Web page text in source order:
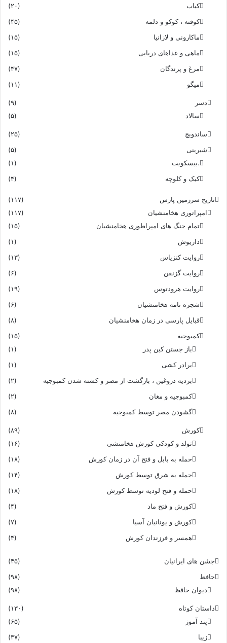
کباب
(۲۰)
کوفته ، کوکو و دلمه
(۴۵)
ماکارونی و لازانیا
(۱۵)
ماهی و غذاهای دریایی
(۱۵)
مرغ و پرندگان
(۴۷)
میگو
(۱۱)
دسر
(۹)
سالاد
(۵)
ساندویچ
(۲۵)
شیرینی
(۵)
.بیسکویت
(۱)
کیک و کلوچه
(۴)
تاریخ سرزمین پارس
(۱۱۷)
امپراتوری هخامنشیان
(۱۱۷)
تمام جنگ های امپراطوری هخامنشیان
(۱۵)
داریوش
(۱)
روایت کتزیاس
(۱۳)
روایت گزنفن
(۶)
روایت هرودتوس
(۱۹)
شجره نامه هخامنشیان
(۶)
قبایل پارسی در زمان هخامنشیان
(۸)
کمبوجیه
(۱۵)
باز جستن کین پدر
(۱)
برادر کشی
(۱)
بردیه دروغین ، بازگشت از مصر و کشته شدن کمبوجیه
(۲)
کمبوجیه و مغان
(۲)
گشودن مصر توسط کمبوجیه
(۸)
کورش
(۸۹)
تولد و کودکی کورش هخامنشی
(۱۶)
حمله به بابل و فتح آن در زمان کورش
(۱۸)
حمله به شرق توسط کورش
(۱۴)
حمله و فتح لودیه توسط کورش
(۱۸)
کورش و فتح ماد
(۴)
کورش و یونانیان آسیا
(۷)
همسر و فرزندان کورش
(۴)
جشن های ایرانیان
(۴۵)
حافظ
(۹۸)
دیوان حافظ
(۹۸)
داستان کوتاه
(۱۳۰)
پند آموز
(۶۵)
زیبا
(۳۷)